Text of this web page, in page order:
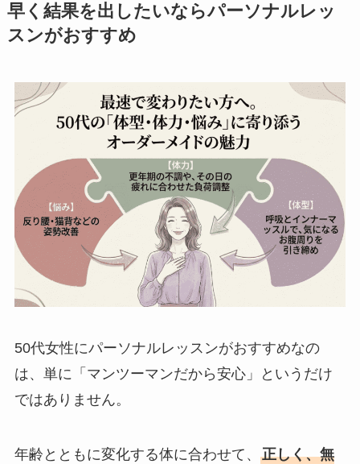
早く結果を出したいならパーソナルレッ
スンがおすすめ
50代女性にパーソナルレッスンがおすすめなの
は、単に「マンツーマンだから安心」というだけ
ではありません。
年齢とともに変化する体に合わせて、 正しく、無